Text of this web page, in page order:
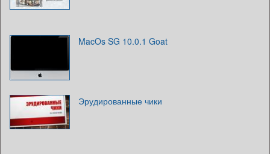
MacOs SG 10.0.1 Goat
Эрудированные чики